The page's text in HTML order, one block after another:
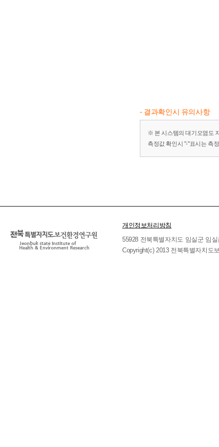
- 결과확인시 유의사항
※ 본 시스템의 대기오염도
측정값 확인시 "-"표시는 측
개인정보처리방침
55928 전북특별자치도 임실군 임
Copyright(c) 2013 전북특별자치도